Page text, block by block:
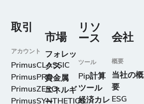
取引
アカウント
PrimusCLASSIC
PrimusPRO
PrimusZERO
PrimusSYNTHETICS
市場
フォレッ
クス
貴金属
エネルギ
リソ
ース
ツール
Pip計算
ツール
経済カレ
会社
概要
当社の概
要
ESG